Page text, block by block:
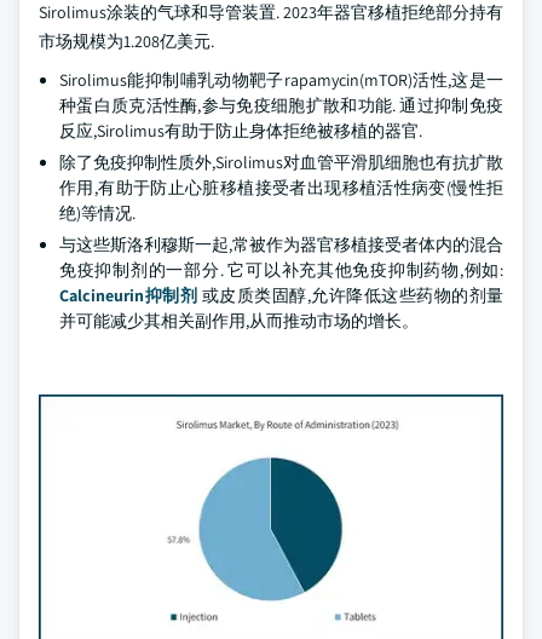
Sirolimus涂装的气球和导管装置. 2023年器官移植拒绝部分持有
市场规模为1.208亿美元.
Sirolimus能抑制哺乳动物靶子rapamycin(mTOR)活性,这是一
种蛋白质克活性酶,参与免疫细胞扩散和功能. 通过抑制免疫
反应,Sirolimus有助于防止身体拒绝被移植的器官.
除了免疫抑制性质外,Sirolimus对血管平滑肌细胞也有抗扩散
作用,有助于防止心脏移植接受者出现移植活性病变(慢性拒
绝)等情况.
与这些斯洛利穆斯一起,常被作为器官移植接受者体内的混合
免疫抑制剂的一部分. 它可以补充其他免疫抑制药物,例如:
Calcineurin抑制剂 或皮质类固醇,允许降低这些药物的剂量
并可能减少其相关副作用,从而推动市场的增长。